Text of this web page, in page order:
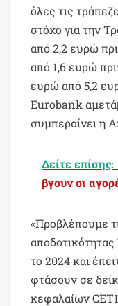
όλες τις
στόχο για την
από 2,2 ευρώ
από 1,6 ευρώ
ευρώ από 5,2
Eurobank
συμπεραίνει η
Δείτε επίσης:
βγουν οι
«Προβλέπουμε
αποδοτικότητας
το 2024 και
φτάσουν σε
κεφαλαίων